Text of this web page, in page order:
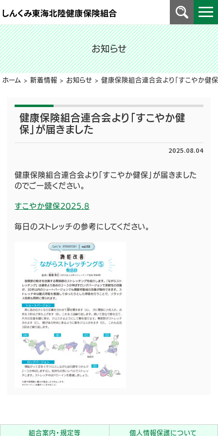
ホーム > 新着情報 > お知らせ > 健康保険組合連合会より「すこやか健
お知らせ
健康保険組合連合会より「すこやか健
保」が届きました
2025.08.04
健康保険組合連合会より「すこやか健保」が届きました
のでご一読ください。
すこやか健保2025.8
毎日のストレッチの参考にしてください。
組合案内・規定等 個人情報保護について